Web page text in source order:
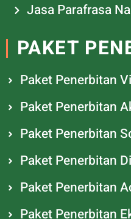
Jasa Parafrasa
PAKET
Paket Penerbitan
Paket Penerbitan
Paket Penerbitan
Paket Penerbitan
Paket Penerbitan
Paket Penerbitan